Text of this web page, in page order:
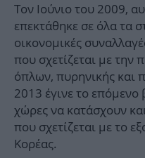
Τον Ιούνιο του 2009,
επεκτάθηκε σε όλα τα
οικονομικές
που σχετίζεται με την
όπλων, πυρηνικής και
2013 έγινε το επόμενο
χώρες να κατάσχουν
που σχετίζεται με το
Κορέας.